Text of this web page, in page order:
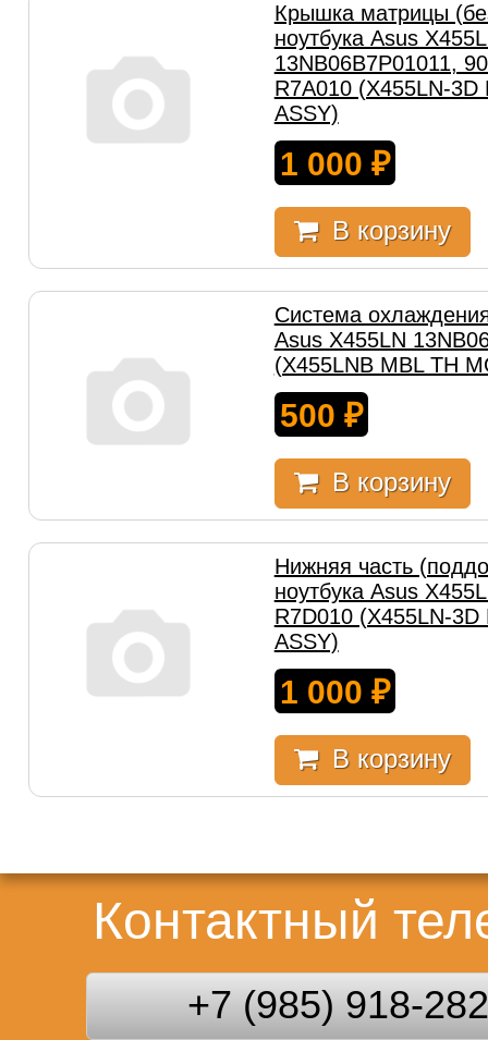
Крышка матрицы
ноутбука Asus
13NB06B7P01011,
R7A010 (X455LN-3D
ASSY)
1 000 ₽
В корзину
Система
Asus X455LN
(X455LNB MBL TH
500 ₽
В корзину
Нижняя часть
ноутбука Asus
R7D010 (X455LN-
ASSY)
1 000 ₽
В корзину
Контактный
+7 (985) 918-